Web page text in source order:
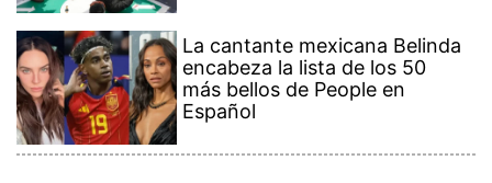
La cantante mexicana Belinda
encabeza la lista de los 50
más bellos de People en
Español